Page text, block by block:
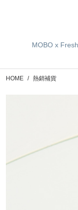
MOBO x
HOME 熱銷補貨